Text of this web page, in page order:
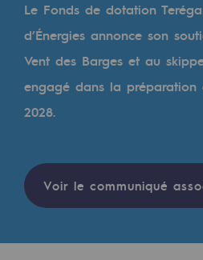
Les énergies
Les énergies
Notre vision
Gaz renouvelables et
Pyrogazéification
Méthanation
Le Fonds de dotation
d’Énergies annonce son
Vent des Barges et au
engagé dans la préparation
2028.
Voir le communiqué